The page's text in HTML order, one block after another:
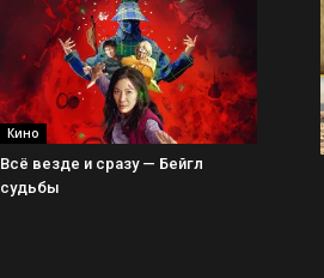
Кино
Всё везде и сразу — Бейгл
судьбы